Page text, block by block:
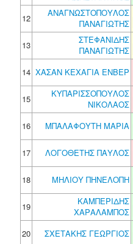
12
ΑΝΑΓΝΩΣΤΟΠΟΥΛΟΣ
ΠΑΝΑΓΙΩΤΗΣ
13
ΣΤΕΦΑΝΙΔΗΣ
ΠΑΝΑΓΙΩΤΗΣ
14 ΧΑΣΑΝ ΚΕΧΑΓΙΑ ΕΝΒΕΡ
15
ΚΥΠΑΡΙΣΣΟΠΟΥΛΟΣ
ΝΙΚΟΛΑΟΣ
16
ΜΠΑΛΑΦΟΥΤΗ ΜΑΡΙΑ
17
ΛΟΓΟΘΕΤΗΣ ΠΑΥΛΟΣ
18
ΜΗΛΙΟΥ ΠΗΝΕΛΟΠΗ
19
ΚΑΜΠΕΡΙΔΗΣ
ΧΑΡΑΛΑΜΠΟΣ
20
ΣΧΕΤΑΚΗΣ ΓΕΩΡΓΙΟΣ